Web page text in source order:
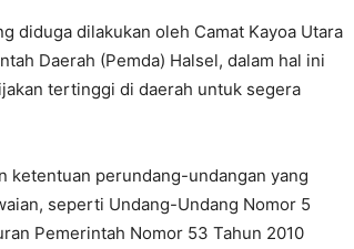
diduga dilakukan oleh Camat Kayoa Utara
Daerah (Pemda) Halsel, dalam hal ini
tertinggi di daerah untuk segera
ketentuan perundang-undangan yang
seperti Undang-Undang Nomor 5
Pemerintah Nomor 53 Tahun 2010